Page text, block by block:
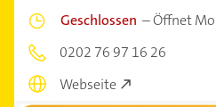
Geschlossen –Öffnet
0202 76 97 16 26
Webseite